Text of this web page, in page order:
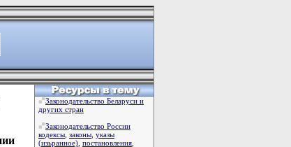
Законодательство Беларуси и
других стран
Законодательство России
кодексы законы указы
(изьранное) постановления